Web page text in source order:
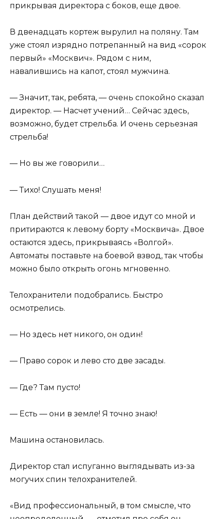
прикрывая директора с боков, еще двое.
В двенадцать кортеж вырулил на поляну. Там
уже стоял изрядно потрепанный на вид «сорок
первый» «Москвич». Рядом с ним,
навалившись на капот, стоял мужчина.
— Значит, так, ребята, — очень спокойно сказал
директор. — Насчет учений… Сейчас здесь,
возможно, будет стрельба. И очень серьезная
стрельба!
— Но вы же говорили…
— Тихо! Слушать меня!
План действий такой — двое идут со мной и
притираются к левому борту «Москвича». Двое
остаются здесь, прикрываясь «Волгой».
Автоматы поставьте на боевой взвод, так чтобы
можно было открыть огонь мгновенно.
Телохранители подобрались. Быстро
осмотрелись.
— Но здесь нет никого, он один!
— Право сорок и лево сто две засады.
— Где? Там пусто!
— Есть — они в земле! Я точно знаю!
Машина остановилась.
Директор стал испуганно выглядывать из-за
могучих спин телохранителей.
«Вид профессиональный, в том смысле, что